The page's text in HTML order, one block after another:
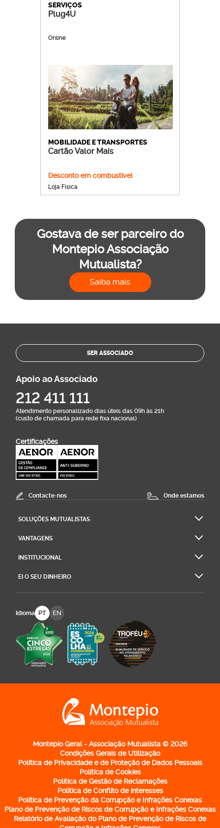
SERVIÇOS
Plug4U
Online
MOBILIDADE E TRANSPORTES
Cartão Valor Mais
Desconto em combustível
Loja Física
Gostava de ser parceiro do
Montepio Associação
Mutualista?
Saiba mais
SER ASSOCIADO
Apoio ao Associado
212 411 111
Atendimento personalizado dias úteis das 09h às 21h
(custo de chamada para rede fixa nacional)
Certificações
Contacte-nos Onde estamos
SOLUÇÕES MUTUALISTAS
VANTAGENS
INSTITUCIONAL
EI O SEU DINHEIRO
Idioma PT EN
Logo Montepio Associação Mutualista -
Montepio Geral - Associação Mutualista © 2026
Condições Gerais de Utilização
Política de Privacidade e de Proteção de Dados Pessoais
Política de Cookies
Política de Gestão de Reclamações
Política de Conflito de interesses
Política de Prevenção da Corrupção e Infrações Conexas
Plano de Prevenção de Riscos de Corrupção e Infrações Conexas
Relatório de Avaliação do Plano de Prevenção de Riscos de